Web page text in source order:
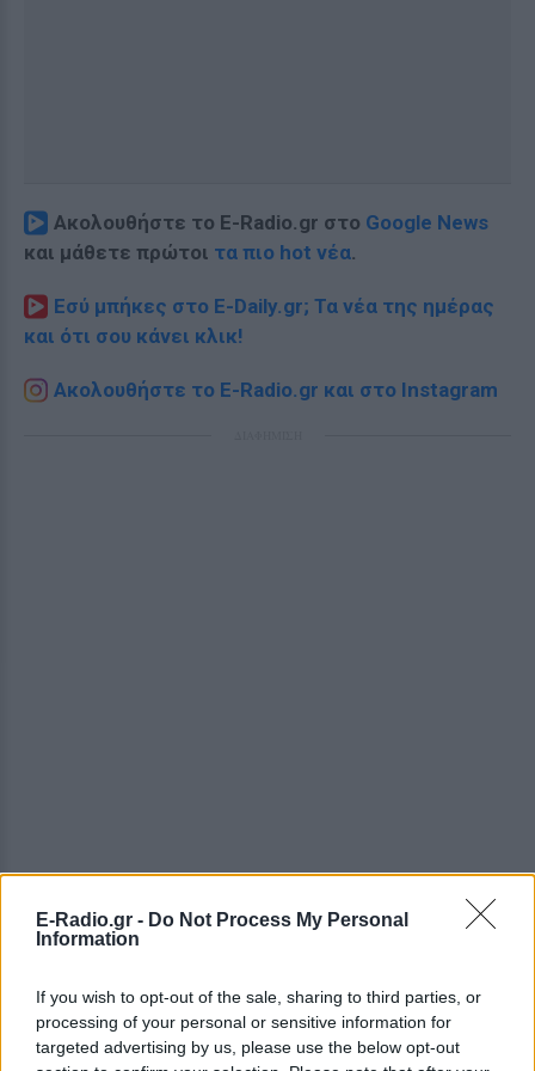
E-Radio.gr - Do Not Process My Personal
Information
If you wish to opt-out of the sale, sharing to third parties, or
processing of your personal or sensitive information for
targeted advertising by us, please use the below opt-out
Ακολουθήστε το E-Radio.gr στο Google News
και μάθετε πρώτοι τα πιο hot νέα.
Εσύ μπήκες στο E-Daily.gr; Τα νέα της ημέρας
και ότι σου κάνει κλικ!
Ακολουθήστε το E-Radio.gr και στο Instagram
ΔΕΙΤΕ ΕΠΙΣΗΣ